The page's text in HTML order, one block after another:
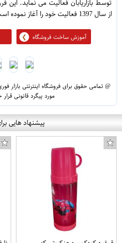
توسط بازاریابان فعالیت می نماید. این
از سال 1397 فعالیت خود را آغاز نموده است.
آموزش ساخت فروشگاه
@ تمامی حقوق برای فروشگاه اینترنتی بازار
مورد پیگرد قانونی
پیشنهاد هایی